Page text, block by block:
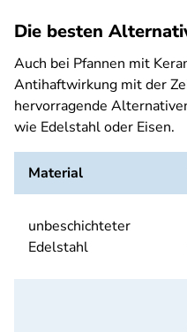
Die besten
Auch bei Pfannen mit
Antihaftwirkung mit der
hervorragende
wie Edelstahl oder Eisen.
Material
unbeschichteter
Edelstahl